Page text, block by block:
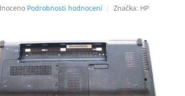
Podrobnosti hodnocení Značka: HP